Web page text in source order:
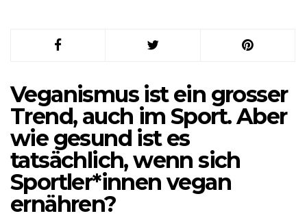
Veganismus ist ein grosser
Trend, auch im Sport. Aber
wie gesund ist es
tatsächlich, wenn sich
Sportler*innen vegan
ernähren?